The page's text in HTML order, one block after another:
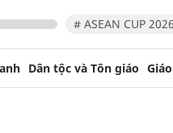
# ASEAN CUP 2026
Dân tộc và Tôn giáo